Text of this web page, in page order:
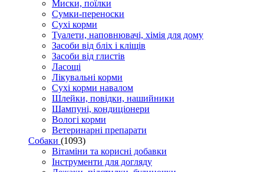
Миски, поїлки
Сумки-переноски
Сухі корми
Туалети, наповнювачі, хімія для дому
Засоби від бліх і кліщів
Засоби від глистів
Ласощі
Лікувальні корми
Сухі корми навалом
Шлейки, повідки, нашийники
Шампуні, кондиціонери
Вологі корми
Ветеринарні препарати
Собаки (1093)
Вітаміни та корисні добавки
Інструменти для догляду